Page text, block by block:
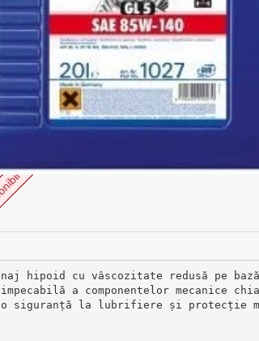
hipoid cu vâscozitate redusă pe
impecabilă a componentelor
siguranță la lubrifiere și protecție